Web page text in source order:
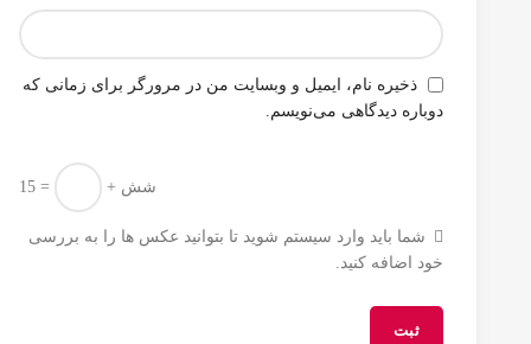
ذخیره نام، ایمیل و وبسایت من در مرورگر برای زمانی که
دوباره دیدگاهی می‌نویسم.
شش + = 15
شما باید وارد سیستم شوید تا بتوانید عکس ها را به بررسی
خود اضافه کنید.